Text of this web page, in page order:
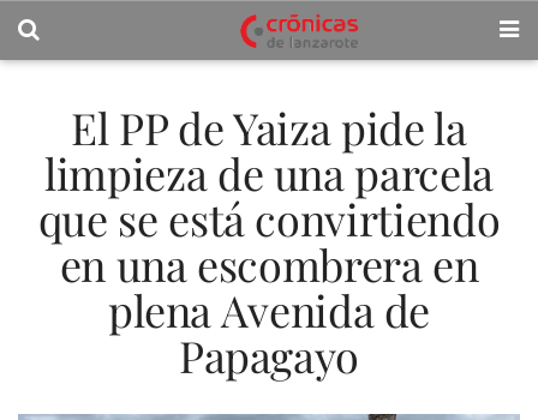
El PP de Yaiza pide la
limpieza de una parcela
que se está convirtiendo
en una escombrera en
plena Avenida de
Papagayo